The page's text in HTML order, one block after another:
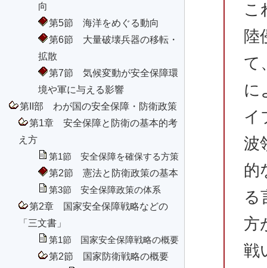
向
第5節 海洋をめぐる動向
第6節 大量破壊兵器の移転・
拡散
第7節 気候変動が安全保障環
境や軍に与える影響
第II部 わが国の安全保障・防衛政策
第1章 安全保障と防衛の基本的考
え方
第1節 安全保障を確保する方策
第2節 憲法と防衛政策の基本
第3節 安全保障政策の体系
第2章 国家安全保障戦略などの
「三文書」
第1節 国家安全保障戦略の概要
第2節 国家防衛戦略の概要
こ
陸
て
に
イ
波
的
る
方
戦